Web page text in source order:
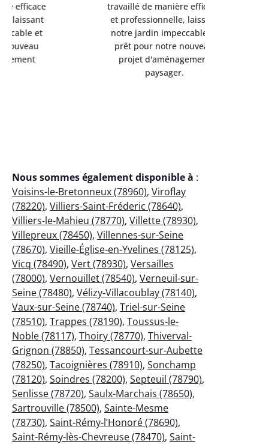
travaillé de manière efficace
et professionnelle, laissant
notre jardin impeccable et
prêt pour notre nouveau
projet d'aménagement
Nous sommes également disponible à :
Voisins-le-Bretonneux (78960), Viroflay
(78220), Villiers-Saint-Fréderic (78640),
Villiers-le-Mahieu (78770), Villette (78930),
Villepreux (78450), Villennes-sur-Seine
(78670), Vieille-Église-en-Yvelines (78125),
Vicq (78490), Vert (78930), Versailles
(78000), Vernouillet (78540), Verneuil-sur-
Seine (78480), Vélizy-Villacoublay (78140),
Vaux-sur-Seine (78740), Triel-sur-Seine
(78510), Trappes (78190), Toussus-le-
Noble (78117), Thoiry (78770), Thiverval-
Grignon (78850), Tessancourt-sur-Aubette
(78250), Tacoignières (78910), Sonchamp
(78120), Soindres (78200), Septeuil (78790),
Senlisse (78720), Saulx-Marchais (78650),
Sartrouville (78500), Sainte-Mesme
(78730), Saint-Rémy-l’Honoré (78690),
Saint-Rémy-lès-Chevreuse (78470), Saint-